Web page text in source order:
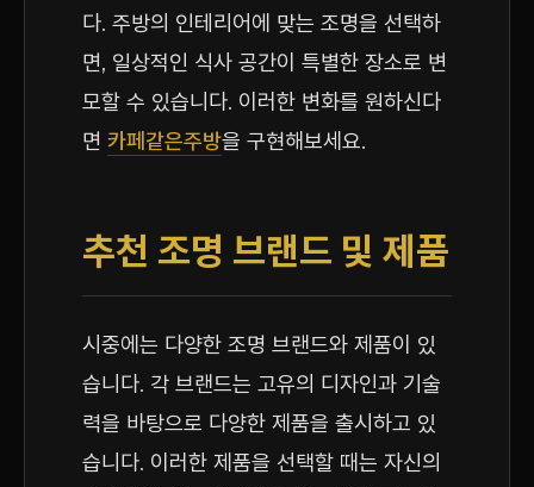
다. 주방의 인테리어에 맞는 조명을 선택하
면, 일상적인 식사 공간이 특별한 장소로 변
모할 수 있습니다. 이러한 변화를 원하신다
면 카페같은주방을 구현해보세요.
추천 조명 브랜드 및 제품
시중에는 다양한 조명 브랜드와 제품이 있
습니다. 각 브랜드는 고유의 디자인과 기술
력을 바탕으로 다양한 제품을 출시하고 있
습니다. 이러한 제품을 선택할 때는 자신의